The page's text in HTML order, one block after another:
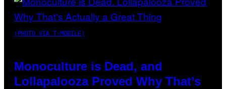
(PHOTO VIA T-MOBILE)
Monoculture is Dead, and
Lollapalooza Proved Why That’s